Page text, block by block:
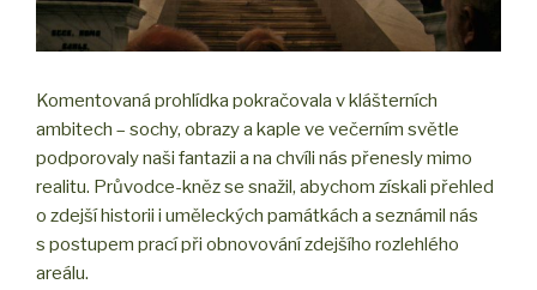
Komentovaná prohlídka pokračovala v klášterních
ambitech – sochy, obrazy a kaple ve večerním světle
podporovaly naši fantazii a na chvíli nás přenesly mimo
realitu. Průvodce-kněz se snažil, abychom získali přehled
o zdejší historii i uměleckých památkách a seznámil nás
s postupem prací při obnovování zdejšího rozlehlého
areálu.